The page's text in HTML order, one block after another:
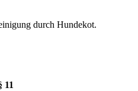
durch Hundekot.
11